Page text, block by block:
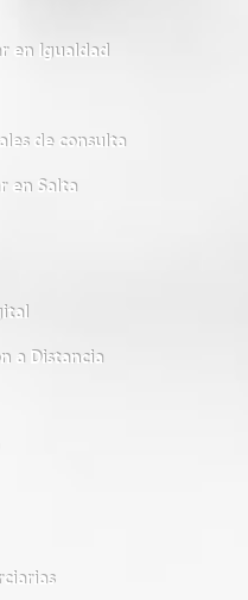
en Igualdad
de consulta
en Salta
a Distancia